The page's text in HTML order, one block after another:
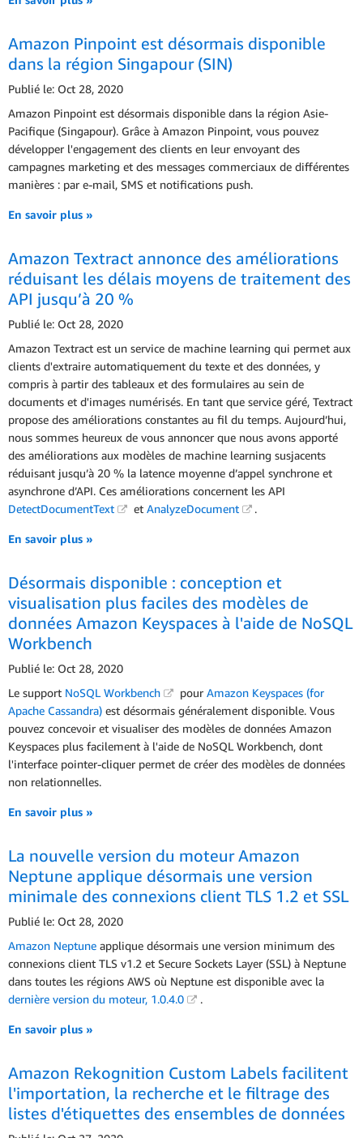
Amazon Pinpoint est désormais disponible
dans la région Singapour (SIN)
Publié le: Oct 28, 2020
Amazon Pinpoint est désormais disponible dans la région Asie-
Pacifique (Singapour). Grâce à Amazon Pinpoint, vous pouvez
développer l'engagement des clients en leur envoyant des
campagnes marketing et des messages commerciaux de différentes
manières : par e-mail, SMS et notifications push.
En savoir plus »
Amazon Textract annonce des améliorations
réduisant les délais moyens de traitement des
API jusqu’à 20 %
Publié le: Oct 28, 2020
Amazon Textract est un service de machine learning qui permet aux
clients d'extraire automatiquement du texte et des données, y
compris à partir des tableaux et des formulaires au sein de
documents et d'images numérisés. En tant que service géré, Textract
propose des améliorations constantes au fil du temps. Aujourd’hui,
nous sommes heureux de vous annoncer que nous avons apporté
des améliorations aux modèles de machine learning susjacents
réduisant jusqu’à 20 % la latence moyenne d’appel synchrone et
asynchrone d’API. Ces améliorations concernent les API
DetectDocumentText
et AnalyzeDocument .
En savoir plus »
Désormais disponible : conception et
visualisation plus faciles des modèles de
données Amazon Keyspaces à l'aide de NoSQL
Workbench
Publié le: Oct 28, 2020
Le support NoSQL Workbench pour Amazon Keyspaces (for
Apache Cassandra) est désormais généralement disponible. Vous
pouvez concevoir et visualiser des modèles de données Amazon
Keyspaces plus facilement à l'aide de NoSQL Workbench, dont
l'interface pointer-cliquer permet de créer des modèles de données
non relationnelles.
En savoir plus »
La nouvelle version du moteur Amazon
Neptune applique désormais une version
minimale des connexions client TLS 1.2 et SSL
Publié le: Oct 28, 2020
Amazon Neptune applique désormais une version minimum des
connexions client TLS v1.2 et Secure Sockets Layer (SSL) à Neptune
dans toutes les régions AWS où Neptune est disponible avec la
dernière version du moteur, 1.0.4.0
.
En savoir plus »
Amazon Rekognition Custom Labels facilitent
l'importation, la recherche et le filtrage des
listes d'étiquettes des ensembles de données